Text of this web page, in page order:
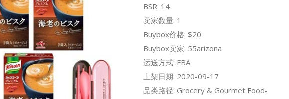
BSR: 14
卖家数量: 1
Buybox价格: $20
Buybox卖家: 55arizona
运送方式: FBA
上架日期: 2020-09-17
品类路径: Grocery & Gourmet Food-